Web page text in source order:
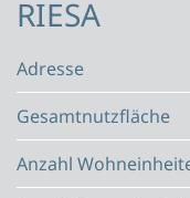
RIESA
Adresse
Gesamtnutzfläche
Anzahl